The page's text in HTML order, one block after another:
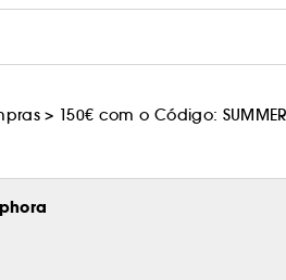
> 150€ com o Código: